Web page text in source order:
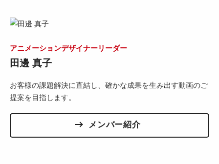
アニメーションデザイナーリーダー
田邊 真子
お客様の課題解決に直結し、確かな成果を生み出す動画のご
提案を目指します。
メンバー紹介